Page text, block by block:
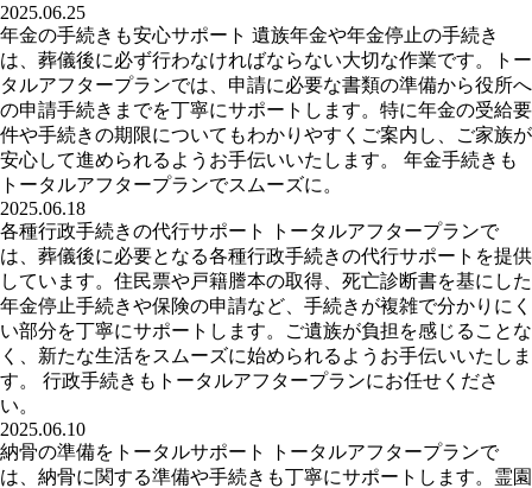
2025.06.25
年金の手続きも安心サポート 遺族年金や年金停止の手続き
は、葬儀後に必ず行わなければならない大切な作業です。トー
タルアフタープランでは、申請に必要な書類の準備から役所へ
の申請手続きまでを丁寧にサポートします。特に年金の受給要
件や手続きの期限についてもわかりやすくご案内し、ご家族が
安心して進められるようお手伝いいたします。 年金手続きも
トータルアフタープランでスムーズに。
2025.06.18
各種行政手続きの代行サポート トータルアフタープランで
は、葬儀後に必要となる各種行政手続きの代行サポートを提供
しています。住民票や戸籍謄本の取得、死亡診断書を基にした
年金停止手続きや保険の申請など、手続きが複雑で分かりにく
い部分を丁寧にサポートします。ご遺族が負担を感じることな
く、新たな生活をスムーズに始められるようお手伝いいたしま
す。 行政手続きもトータルアフタープランにお任せくださ
い。
2025.06.10
納骨の準備をトータルサポート トータルアフタープランで
は、納骨に関する準備や手続きも丁寧にサポートします。霊園